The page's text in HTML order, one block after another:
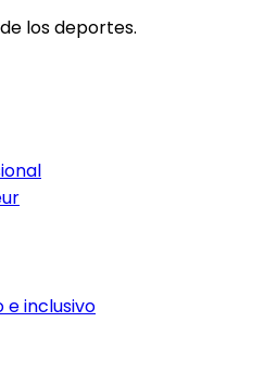
los deportes.
inclusivo